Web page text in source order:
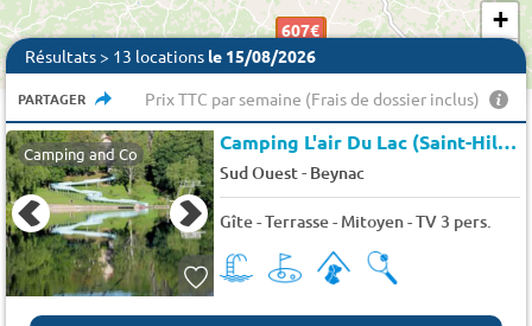
609 €
607€
539€
539€
539€
607€
539€
539€
539€
607€
+
Résultats > 13 locations le 15/08/2026
PARTAGER Prix TTC par semaine (Frais de dossier inclus)
Camping and Co Camping L'air Du Lac (Saint-Hilaire-les-Places à 14 km)
Sud Ouest- Beynac
Gîte - Terrasse - Mitoyen - TV 3 pers.